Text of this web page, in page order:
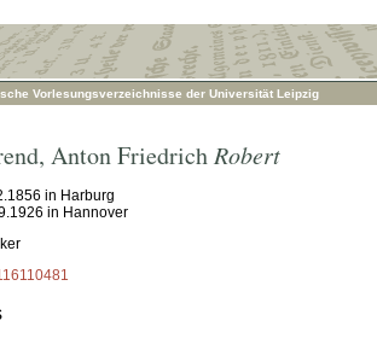
Vorlesungsverzeichnisse der Universität Leipzig
, Anton Friedrich Robert
in Harburg
in Hannover